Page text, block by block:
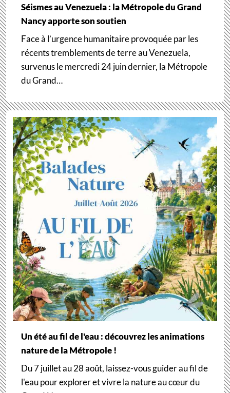
Séismes au Venezuela : la Métropole du Grand
Nancy apporte son soutien
Face à l’urgence humanitaire provoquée par les
récents tremblements de terre au Venezuela,
survenus le mercredi 24 juin dernier, la Métropole
du Grand…
Un été au fil de l'eau : découvrez les animations
nature de la Métropole !
Du 7 juillet au 28 août, laissez-vous guider au fil de
l'eau pour explorer et vivre la nature au cœur du